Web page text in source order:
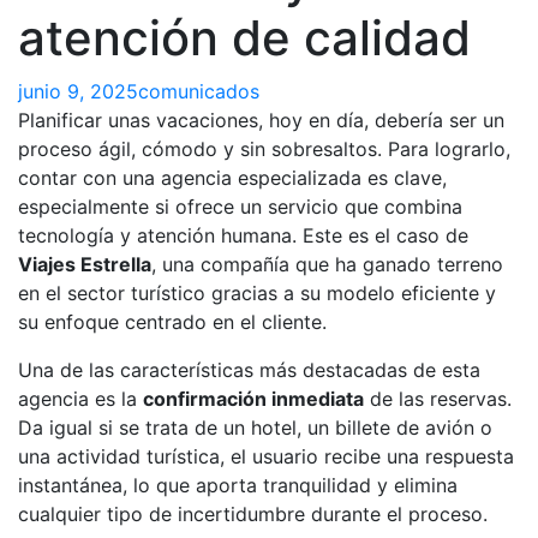
atención de calidad
junio 9, 2025comunicados
Planificar unas vacaciones, hoy en día, debería ser un
proceso ágil, cómodo y sin sobresaltos. Para lograrlo,
contar con una agencia especializada es clave,
especialmente si ofrece un servicio que combina
tecnología y atención humana. Este es el caso de
Viajes Estrella, una compañía que ha ganado terreno
en el sector turístico gracias a su modelo eficiente y
su enfoque centrado en el cliente.
Una de las características más destacadas de esta
agencia es la confirmación inmediata de las reservas.
Da igual si se trata de un hotel, un billete de avión o
una actividad turística, el usuario recibe una respuesta
instantánea, lo que aporta tranquilidad y elimina
cualquier tipo de incertidumbre durante el proceso.